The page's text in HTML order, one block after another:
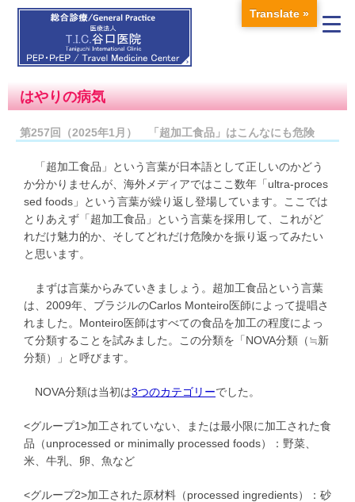
はやりの病気
第257回（2025年1月） 「超加工食品」はこんなにも危険
「超加工食品」という言葉が日本語として正しいのかどう
か分かりませんが、海外メディアではここ数年「ultra-proces
sed foods」という言葉が繰り返し登場しています。ここでは
とりあえず「超加工食品」という言葉を採用して、これがど
れだけ魅力的か、そしてどれだけ危険かを振り返ってみたい
と思います。
まずは言葉からみていきましょう。超加工食品という言葉
は、2009年、ブラジルのCarlos Monteiro医師によって提唱さ
れました。Monteiro医師はすべての食品を加工の程度によっ
て分類することを試みました。この分類を「NOVA分類（≒新
分類）」と呼びます。
NOVA分類は当初は3つのカテゴリーでした。
<グループ1>加工されていない、または最小限に加工された食
品（unprocessed or minimally processed foods）：野菜、
米、牛乳、卵、魚など
<グループ2>加工された原材料（processed ingredients）：砂
Translate »